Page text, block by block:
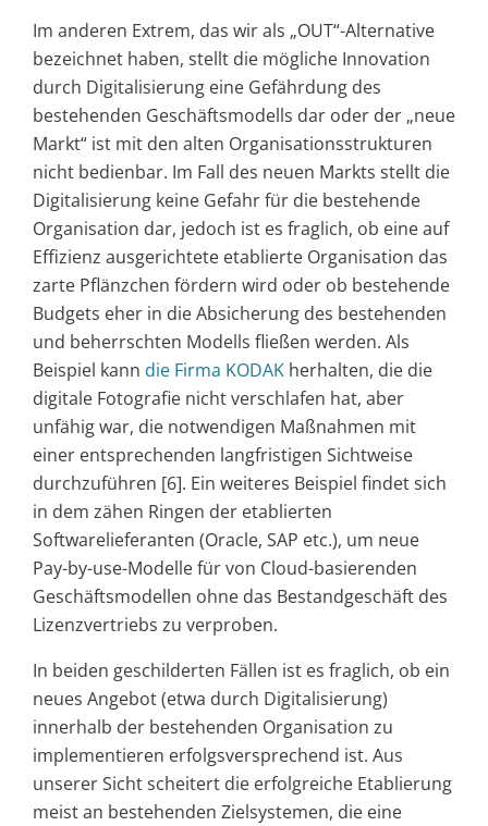
Im anderen Extrem, das wir als „OUT“-Alternative
bezeichnet haben, stellt die mögliche Innovation
durch Digitalisierung eine Gefährdung des
bestehenden Geschäftsmodells dar oder der „neue
Markt“ ist mit den alten Organisationsstrukturen
nicht bedienbar. Im Fall des neuen Markts stellt die
Digitalisierung keine Gefahr für die bestehende
Organisation dar, jedoch ist es fraglich, ob eine auf
Effizienz ausgerichtete etablierte Organisation das
zarte Pflänzchen fördern wird oder ob bestehende
Budgets eher in die Absicherung des bestehenden
und beherrschten Modells fließen werden. Als
Beispiel kann die Firma KODAK herhalten, die die
digitale Fotografie nicht verschlafen hat, aber
unfähig war, die notwendigen Maßnahmen mit
einer entsprechenden langfristigen Sichtweise
durchzuführen [6]. Ein weiteres Beispiel findet sich
in dem zähen Ringen der etablierten
Softwarelieferanten (Oracle, SAP etc.), um neue
Pay-by-use-Modelle für von Cloud-basierenden
Geschäftsmodellen ohne das Bestandgeschäft des
Lizenzvertriebs zu verproben.
In beiden geschilderten Fällen ist es fraglich, ob ein
neues Angebot (etwa durch Digitalisierung)
innerhalb der bestehenden Organisation zu
implementieren erfolgsversprechend ist. Aus
unserer Sicht scheitert die erfolgreiche Etablierung
meist an bestehenden Zielsystemen, die eine